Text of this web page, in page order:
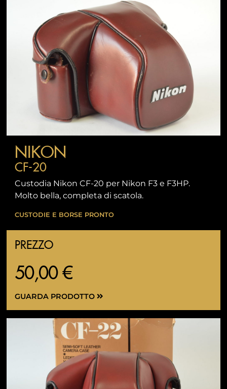
NIKON
CF-20
Custodia Nikon CF-20 per Nikon F3 e F3HP.
Molto bella, completa di scatola.
CUSTODIE E BORSE PRONTO
PREZZO
50,00 €
GUARDA PRODOTTO